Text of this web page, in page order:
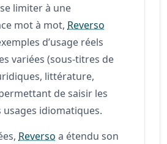
limiter à une
mot à mot, Reverso
d’usage réels
variées (sous-titres de
littérature,
de saisir les
usages idiomatiques.
Reverso a étendu son